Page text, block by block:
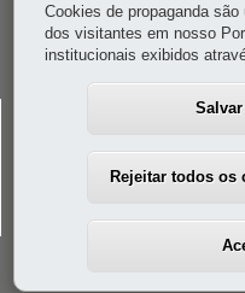
Navegação
principal
Rua Mateus Leme, 1561 -
Cookies de propaganda
dos visitantes em nosso
institucionais exibidos
Rejeitar todos os